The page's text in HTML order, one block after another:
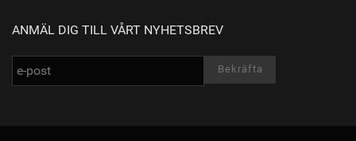
ANMÄL DIG TILL VÅRT NYHETSBREV